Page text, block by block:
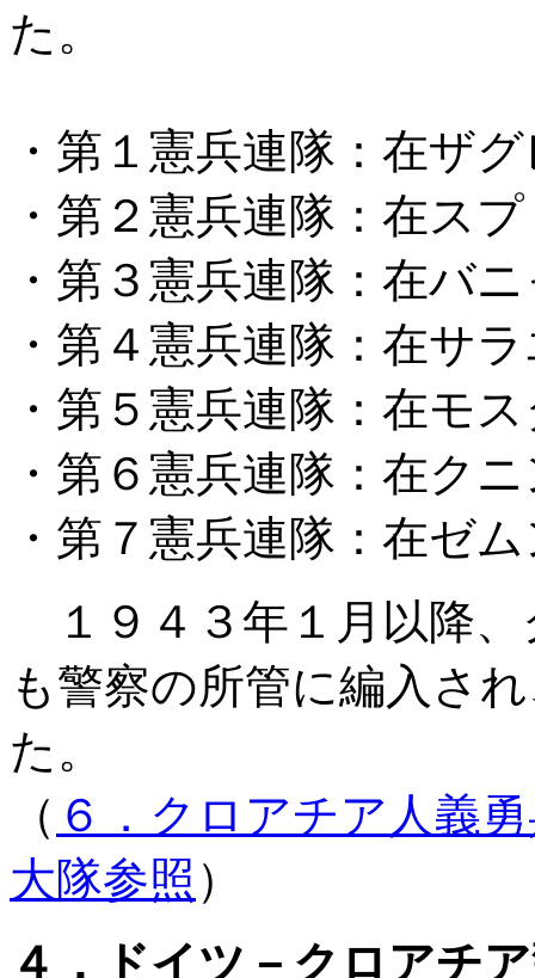
た。
・第１憲兵連隊：在ザ
・第２憲兵連隊：在ス
・第３憲兵連隊：在バ
・第４憲兵連隊：在サ
・第５憲兵連隊：在モ
・第６憲兵連隊：在ク
・第７憲兵連隊：在ゼ
１９４３年１月以降、
も警察の所管に編入さ
た。
（ ６．クロアチア人義
大隊参照 ）
４．ドイツ－クロアチ